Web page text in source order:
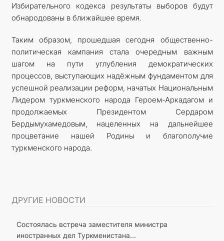
Избирательного кодекса результаты выборов будут
обнародованы в ближайшее время.
Таким образом, прошедшая сегодня общественно-
политическая кампания стала очередным важным
шагом на пути углубления демократических
процессов, выступающих надёжным фундаментом для
успешной реализации реформ, начатых Национальным
Лидером туркменского народа Героем-Аркадагом и
продолжаемых Президентом Сердаром
Бердымухамедовым, нацеленных на дальнейшее
процветание нашей Родины и благополучие
туркменского народа.
ДРУГИЕ НОВОСТИ
Состоялась встреча заместителя министра
иностранных дел Туркменистана...